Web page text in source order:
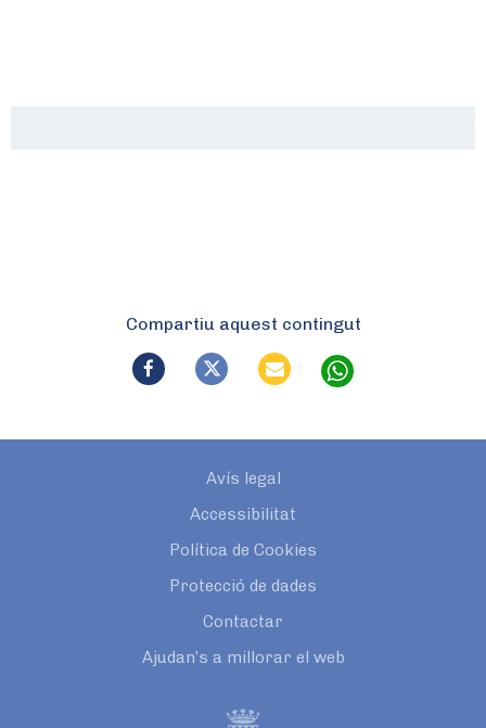
Compartiu aquest contingut
Avís legal
Accessibilitat
Política de Cookies
Protecció de dades
Contactar
Ajudan’s a millorar el web